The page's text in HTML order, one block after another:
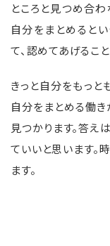
ところと見つめ合
自分をまとめると
て、認めてあげること
きっと自分をもっと
自分をまとめる働き
見つかります。答え
ていいと思います。
ます。